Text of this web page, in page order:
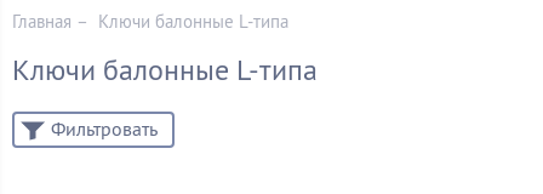
Главная – Ключи балонные L-типа
Ключи балонные L-типа
Фильтровать